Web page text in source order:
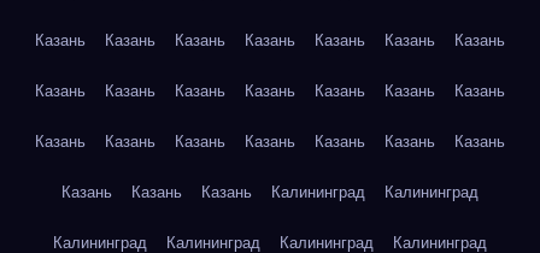
Казань Казань Казань Казань Казань Казань Казань
Казань Казань Казань Казань Казань Казань Казань
Казань Казань Казань Казань Казань Казань Казань
Казань Казань Казань Калининград Калининград
Калининград Калининград Калининград Калининград